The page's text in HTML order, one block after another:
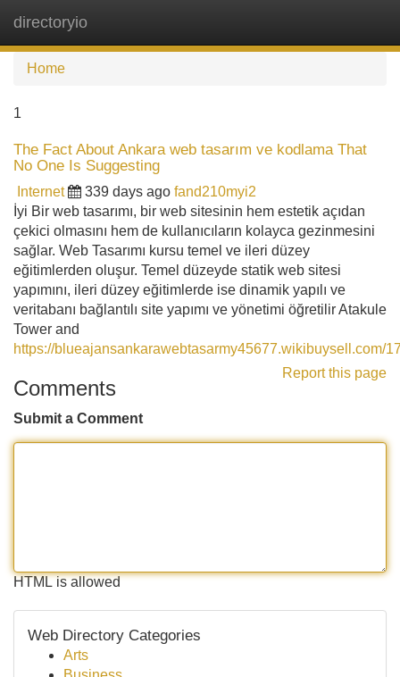
directoryio
Home
1
The Fact About Ankara web tasarım ve kodlama That
No One Is Suggesting
Internet 339 days ago fand210myi2
İyi Bir web tasarımı, bir web sitesinin hem estetik açıdan
çekici olmasını hem de kullanıcıların kolayca gezinmesini
sağlar. Web Tasarımı kursu temel ve ileri düzey
eğitimlerden oluşur. Temel düzeyde statik web sitesi
yapımını, ileri düzey eğitimlerde ise dinamik yapılı ve
veritabanı bağlantılı site yapımı ve yönetimi öğretilir Atakule
Tower and
https://blueajansankarawebtasarmy45677.wikibuysell.com/
Report this page
Comments
Submit a Comment
HTML is allowed
Web Directory Categories
Arts